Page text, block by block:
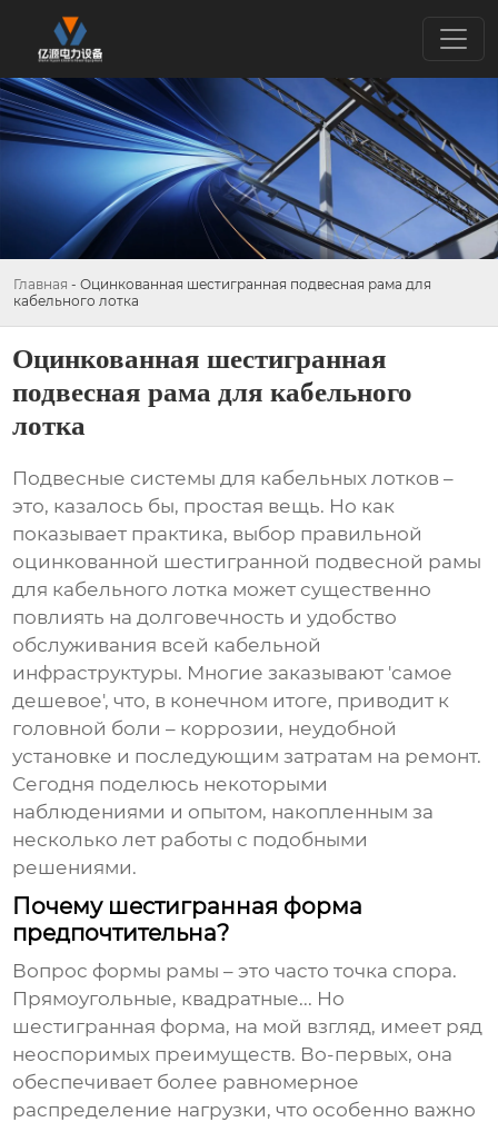
Главная - Оцинкованная шестигранная подвесная рама для
кабельного лотка
Оцинкованная шестигранная
подвесная рама для кабельного
лотка
Подвесные системы для кабельных лотков –
это, казалось бы, простая вещь. Но как
показывает практика, выбор правильной
оцинкованной шестигранной подвесной рамы
для кабельного лотка может существенно
повлиять на долговечность и удобство
обслуживания всей кабельной
инфраструктуры. Многие заказывают 'самое
дешевое', что, в конечном итоге, приводит к
головной боли – коррозии, неудобной
установке и последующим затратам на ремонт.
Сегодня поделюсь некоторыми
наблюдениями и опытом, накопленным за
несколько лет работы с подобными
решениями.
Почему шестигранная форма
предпочтительна?
Вопрос формы рамы – это часто точка спора.
Прямоугольные, квадратные... Но
шестигранная форма, на мой взгляд, имеет ряд
неоспоримых преимуществ. Во-первых, она
обеспечивает более равномерное
распределение нагрузки, что особенно важно